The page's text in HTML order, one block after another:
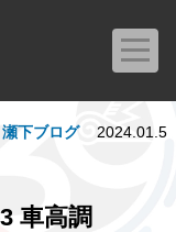
車高調
瀬下ブログ 2024.01.5